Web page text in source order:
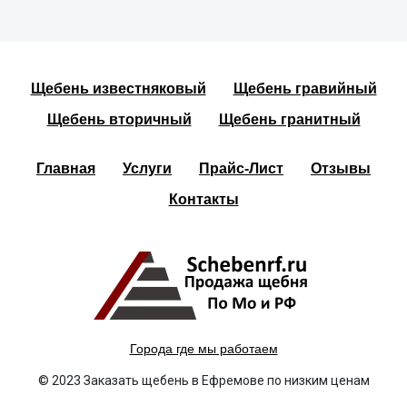
Щебень известняковый
Щебень гравийный
Щебень вторичный
Щебень гранитный
Главная Услуги Прайс-Лист
Отзывы
Контакты
Города где мы работаем
© 2023 Заказать щебень в Ефремове по низким ценам